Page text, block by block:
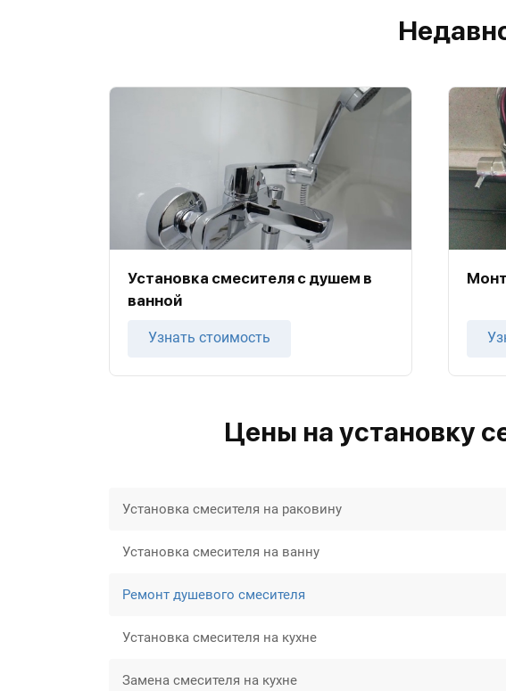
Установка смесителя с душем в
ванной
Узнать стоимость
Цены на установку
Установка смесителя на раковину
Установка смесителя на ванну
Ремонт душевого смесителя
Установка смесителя на кухне
Замена смесителя на кухне